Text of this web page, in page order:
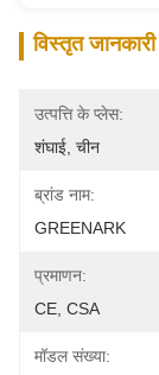
विस्तृत जानकारी
उत्पत्ति के प्लेस:
शंघाई, चीन
ब्रांड नाम:
GREENARK
प्रमाणन:
CE, CSA
मॉडल संख्या: